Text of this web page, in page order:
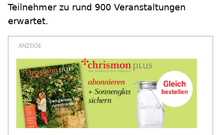
Teilnehmer zu rund 900 Veranstaltungen
erwartet.